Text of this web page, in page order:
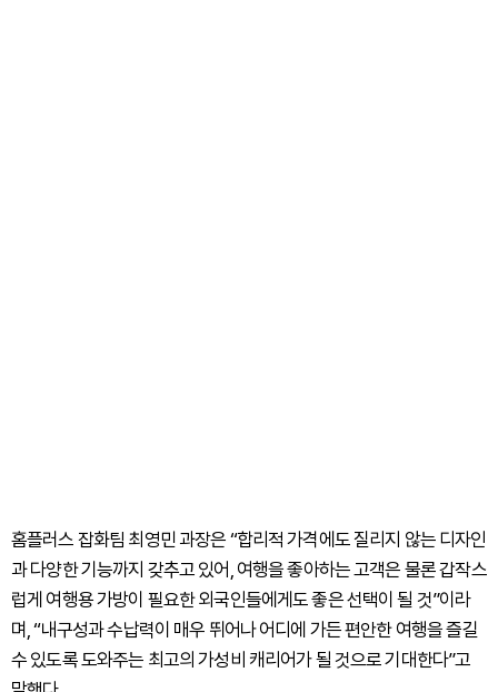
홈플러스 잡화팀 최영민 과장은 “합리적 가격에도 질리지 않는 디자인
과 다양한 기능까지 갖추고 있어, 여행을 좋아하는 고객은 물론 갑작스
럽게 여행용 가방이 필요한 외국인들에게도 좋은 선택이 될 것”이라
며, “내구성과 수납력이 매우 뛰어나 어디에 가든 편안한 여행을 즐길
수 있도록 도와주는 최고의 가성비 캐리어가 될 것으로 기대한다”고